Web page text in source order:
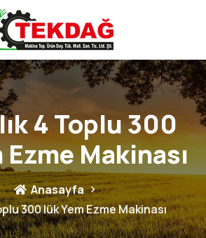
4 Toplu 300
Makinası
Anasayfa
300 lük Yem Ezme Makinası